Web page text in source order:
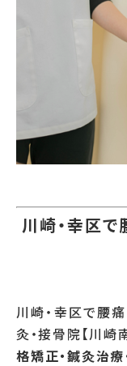
川崎・幸区
川崎・幸区で腰
灸・接骨院【川崎
格矯正・鍼灸治療